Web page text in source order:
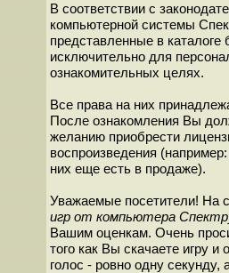
В соответствии с
компьютерной системы
представленные в
исключительно для
ознакомительных целях.
Все права на них
После ознакомления Вы
желанию приобрести
воспроизведения
них еще есть в продаже).
Уважаемые посетители! На
игр от компьютера
Вашим оценкам. Очень
того как Вы скачаете игру
голос - ровно одну